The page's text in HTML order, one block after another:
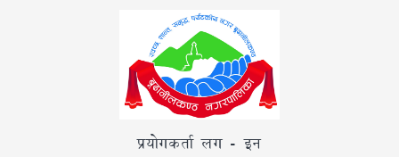
प्रयोगकर्ता लग - इन